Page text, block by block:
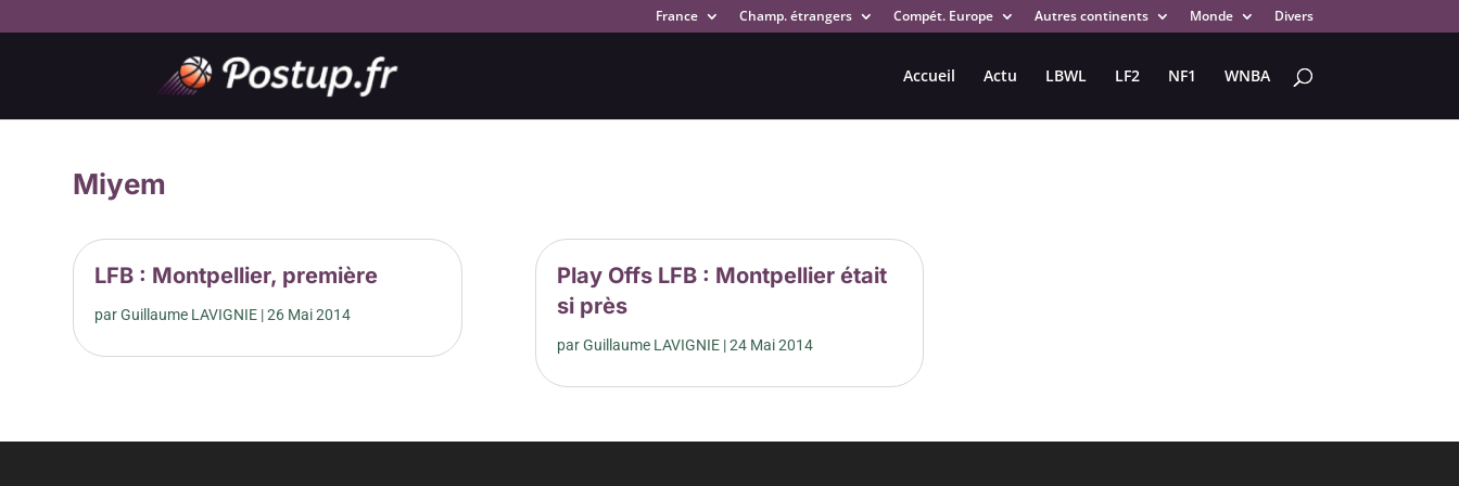
France Champ. étrangers Compét. Europe Autres continents Monde Divers
Accueil Actu LBWL LF2 NF1 WNBA
Miyem
LFB : Montpellier, première
parGuillaume LAVIGNIE |26 Mai 2014
Play Offs LFB : Montpellier était
si près
parGuillaume LAVIGNIE|24 Mai 2014